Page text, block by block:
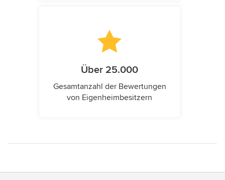
Über 25.000
Gesamtanzahl der Bewertungen
von Eigenheimbesitzern